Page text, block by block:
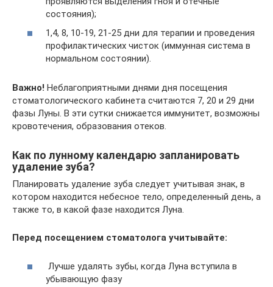
состояния);
1,4, 8, 10-19, 21-25 дни для терапии и проведения
профилактических чисток (иммунная система в
нормальном состоянии).
Важно! Неблагоприятными днями дня посещения
стоматологического кабинета считаются 7, 20 и 29 дни
фазы Луны. В эти сутки снижается иммунитет, возможны
кровотечения, образования отеков.
Как по лунному календарю запланировать
удаление зуба?
Планировать удаление зуба следует учитывая знак, в
котором находится небесное тело, определенный день, а
также то, в какой фазе находится Луна.
Перед посещением стоматолога учитывайте:
Лучше удалять зубы, когда Луна вступила в
убывающую фазу